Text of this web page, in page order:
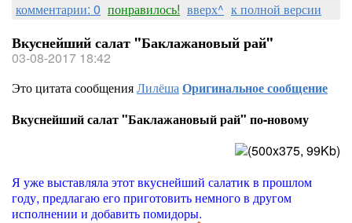
комментарии: 0 понравилось! вверх^ к полной версии
Вкуснейший салат "Баклажановый рай"
03-08-2017 18:42
Это цитата сообщенияЛилёшаОригинальное сообщение
Вкуснейший салат "Баклажановый рай" по-новому
Я уже выставляла этот вкуснейший салатик в прошлом
году, предлагаю его приготовить немного в другом
исполнении и добавить помидоры.